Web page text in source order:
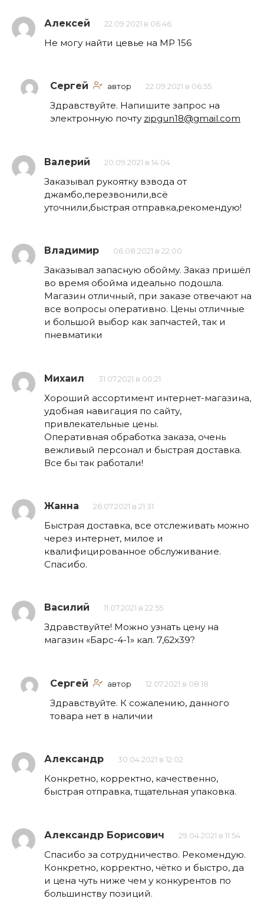
Алексей 22.09.2021 в 06:46
Не могу найти цевье на МР 156
Сергей автор 22.09.2021 в 06:55
Здравствуйте. Напишите запрос на
электронную почту zipgun18@gmail.com
Валерий 20.09.2021 в 14:04
Заказывал рукоятку взвода от
джамбо,перезвонили,всё
уточнили,быстрая отправка,рекомендую!
Владимир 06.08.2021 в 22:00
Заказывал запасную обойму. Заказ пришёл
во время обойма идеально подошла.
Магазин отличный, при заказе отвечают на
все вопросы оперативно. Цены отличные
и большой выбор как запчастей, так и
пневматики
Михаил 31.07.2021 в 00:21
Хороший ассортимент интернет-магазина,
удобная навигация по сайту,
привлекательные цены.
Оперативная обработка заказа, очень
вежливый персонал и быстрая доставка.
Все бы так работали!
Жанна 26.07.2021 в 21:31
Быстрая доставка, все отслеживать можно
через интернет, милое и
квалифицированное обслуживание.
Спасибо.
Василий 11.07.2021 в 22:55
Здравствуйте! Можно узнать цену на
магазин «Барс-4-1» кал. 7,62х39?
Сергей автор 12.07.2021 в 08:18
Здравствуйте. К сожалению, данного
товара нет в наличии
Александр 30.04.2021 в 12:02
Конкретно, корректно, качественно,
быстрая отправка, тщательная упаковка.
Александр Борисович 29.04.2021 в 11:54
Спасибо за сотрудничество. Рекомендую.
Конкретно, корректно, чётко и быстро, да
и цена чуть ниже чем у конкурентов по
большинству позиций.